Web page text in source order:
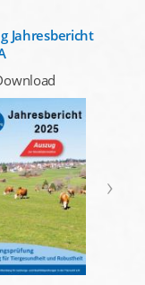
Jahresbericht